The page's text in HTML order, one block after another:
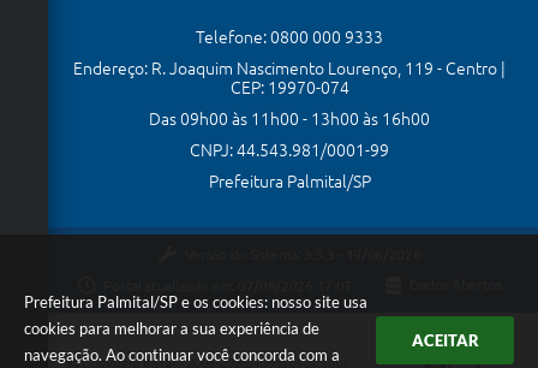
Prefeitura Palmital/SP e os cookies: nosso site usa
cookies para melhorar a sua experiência de
navegação. Ao continuar você concorda com a
ACEITAR
Telefone: 0800 000 9333
Endereço: R. Joaquim Nascimento Lourenço, 119 - Centro |
CEP: 19970-074
Das 09h00 às 11h00 - 13h00 às 16h00
CNPJ: 44.543.981/0001-99
Prefeitura Palmital/SP
Copyright Instar - 2006-2026. Todos os direitos